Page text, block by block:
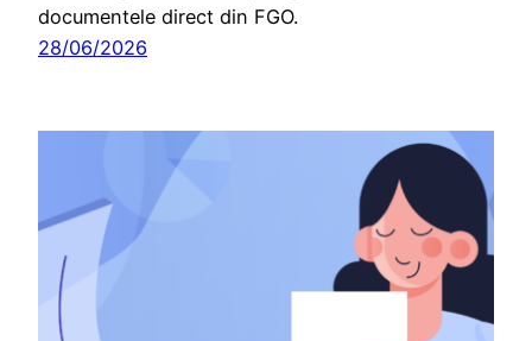
documentele direct din FGO.
28/06/2026